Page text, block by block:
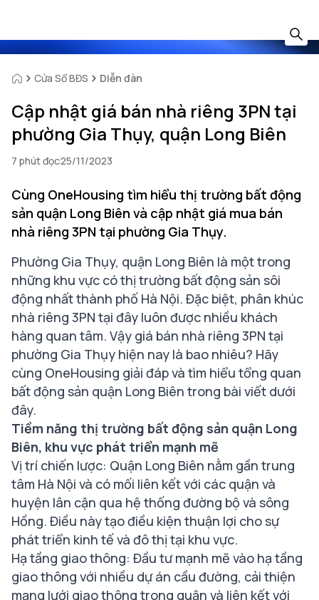
Cửa Sổ BĐS Diễn đàn
Cập nhật giá bán nhà riêng 3PN tại
phường Gia Thụy, quận Long Biên
7 phút đọc25/11/2023
Cùng OneHousing tìm hiểu thị trường bất động
sản quận Long Biên và cập nhật giá mua bán
nhà riêng 3PN tại phường Gia Thụy.
Phường Gia Thụy, quận Long Biên là một trong
những khu vực có thị trường bất động sản sôi
động nhất thành phố Hà Nội. Đặc biệt, phân khúc
nhà riêng 3PN tại đây luôn được nhiều khách
hàng quan tâm. Vậy giá bán nhà riêng 3PN tại
phường Gia Thụy hiện nay là bao nhiêu? Hãy
cùng OneHousing giải đáp và tìm hiểu tổng quan
bất động sản quận Long Biên trong bài viết dưới
đây.
Tiềm năng thị trường bất động sản quận Long
Biên, khu vực phát triển mạnh mẽ
Vị trí chiến lược: Quận Long Biên nằm gần trung
tâm Hà Nội và có mối liên kết với các quận và
huyện lân cận qua hệ thống đường bộ và sông
Hồng. Điều này tạo điều kiện thuận lợi cho sự
phát triển kinh tế và đô thị tại khu vực.
Hạ tầng giao thông: Đầu tư mạnh mẽ vào hạ tầng
giao thông với nhiều dự án cầu đường, cải thiện
mạng lưới giao thông trong quận và liên kết với